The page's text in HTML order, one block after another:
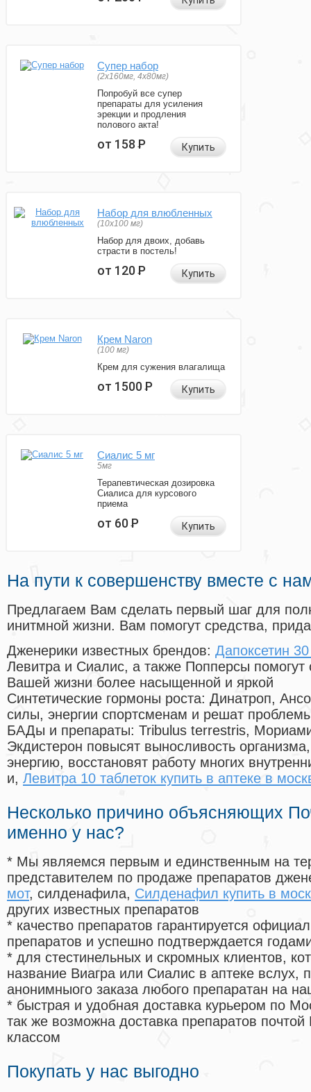
Супер набор
(2х160мг, 4х80мг)
Попробуй все супер
препараты для усиления
эрекции и продления
полового акта!
от 158Р Купить
Набор для влюбленных
(10х100 мг)
Набор для двоих, добавь
страсти в постель!
от 120Р Купить
Крем Naron
(100 мг)
Крем для сужения влагалища
от 1500Р Купить
Сиалис 5 мг
5мг
Терапевтическая дозировка
Сиалиса для курсового
приема
от 60Р Купить
На пути к совершенству вместе с
Предлагаем Вам сделать первый шаг для
инитмной жизни. Вам помогут средства,
Дженерики известных брендов: Дапоксетин
Левитра и Сиалис, а также Попперсы помогут
Вашей жизни более насыщенной и яркой
Синтетические гормоны роста: Динатроп,
силы, энергии спортсменам и решат
БАДы и препараты: Tribulus terrestris,
Экдистерон повысят выносливость
энергию, восстановят работу многих
и, Левитра 10 таблеток купить в аптеке в
Несколько причино объясняющих
именно у нас?
* Мы являемся первым и единственным на
представителем по продаже препаратов
мот, силденафила, Силденафил купить в
других известных препаратов
* качество препаратов гарантируется
препаратов и успешно подтверждается
* для стестинельных и скромных клиентов,
название Виагра или Сиалис в аптеке вслух,
анонимныого заказа любого препаратан на
* быстрая и удобная доставка курьером по
так же возможна доставка препаратов
классом
Покупать у нас выгодно